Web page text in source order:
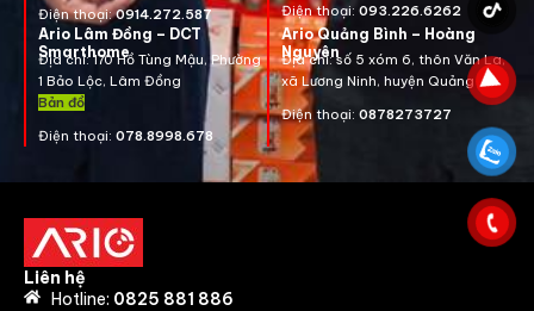
Điện thoại:0914.272.587
Điện thoại: 093.226.6262
Ario Lâm Đồng – DCT
Smarthome
Địa chỉ: 170 Hồ Tùng Mậu, Phường
1 Bảo Lộc, Lâm Đồng
Bản đồ
Điện thoại: 078.8998.678
Ario Quảng Bình – Hoàng
Nguyên
Địa chỉ: số 5 xóm 6, thôn Văn La,
xã Lương Ninh, huyện Quảng Bình
Điện thoại: 0878273727
Liên hệ
Hotline: 0825 881 886